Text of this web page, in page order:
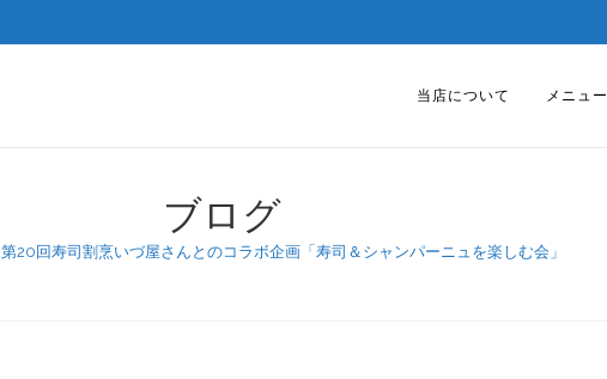
当店について メニュー
ブログ
第20回寿司割烹いづ屋さんとのコラボ企画「寿司＆シャンパーニュを楽しむ会」